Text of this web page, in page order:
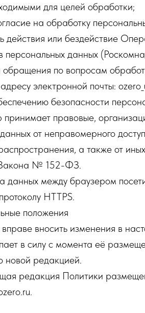
для целей обработки;
на обработку
или бездействие
персональных данных
по вопросам
электронной почты:
безопасности
принимает правовые,
от неправомерного
а также от
Закона № 152-ФЗ.
данных между браузером
HTTPS.
положения
вправе вносить изменения в
в силу с момента её
новой редакцией.
редакция Политики